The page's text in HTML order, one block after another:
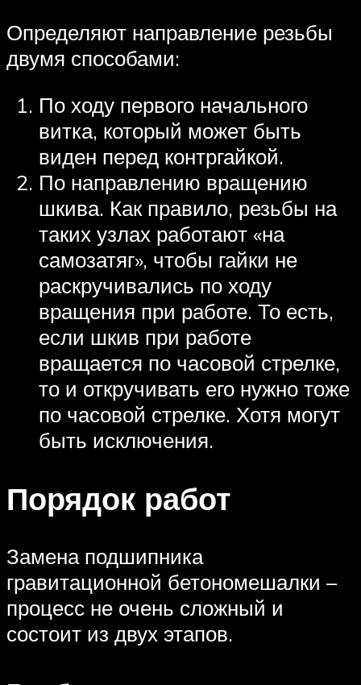
Определяют направление резьбы
двумя способами:
По ходу первого начального
витка, который может быть
виден перед контргайкой.
По направлению вращению
шкива. Как правило, резьбы на
таких узлах работают «на
самозатяг», чтобы гайки не
раскручивались по ходу
вращения при работе. То есть,
если шкив при работе
вращается по часовой стрелке,
то и откручивать его нужно тоже
по часовой стрелке. Хотя могут
быть исключения.
Порядок работ
Замена подшипника
гравитационной бетономешалки –
процесс не очень сложный и
состоит из двух этапов.